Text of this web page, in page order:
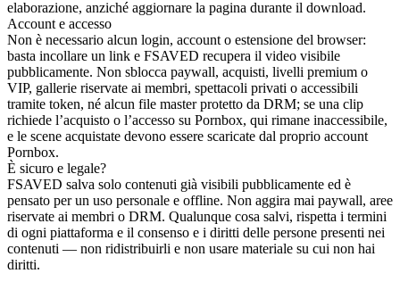
elaborazione, anziché aggiornare la pagina durante il download.
Account e accesso
Non è necessario alcun login, account o estensione del browser:
basta incollare un link e FSAVED recupera il video visibile
pubblicamente. Non sblocca paywall, acquisti, livelli premium o
VIP, gallerie riservate ai membri, spettacoli privati o accessibili
tramite token, né alcun file master protetto da DRM; se una clip
richiede l’acquisto o l’accesso su Pornbox, qui rimane inaccessibile,
e le scene acquistate devono essere scaricate dal proprio account
Pornbox.
È sicuro e legale?
FSAVED salva solo contenuti già visibili pubblicamente ed è
pensato per un uso personale e offline. Non aggira mai paywall, aree
riservate ai membri o DRM. Qualunque cosa salvi, rispetta i termini
di ogni piattaforma e il consenso e i diritti delle persone presenti nei
contenuti — non ridistribuirli e non usare materiale su cui non hai
diritti.